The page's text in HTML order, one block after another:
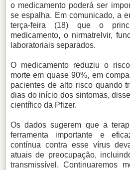
o medicamento poderá ser
se espalha. Em comunicado, a
terça-feira (18) que o
medicamento, o nirmatrelvir,
laboratoriais separados.
O medicamento reduziu o
morte em quase 90%, em
pacientes de alto risco quando
dias do início dos sintomas,
científico da Pfizer.
Os dados sugerem que a
ferramenta importante e
contínua contra esse vírus
atuais de preocupação,
transmissível. Continuaremos